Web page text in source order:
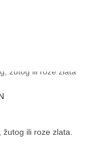
ili roze zlata.